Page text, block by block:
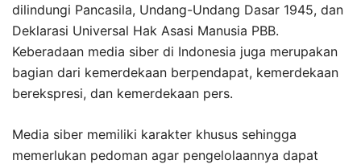
dilindungi Pancasila, Undang-Undang Dasar 1945, dan
Deklarasi Universal Hak Asasi Manusia PBB.
Keberadaan media siber di Indonesia juga merupakan
bagian dari kemerdekaan berpendapat, kemerdekaan
berekspresi, dan kemerdekaan pers.
Media siber memiliki karakter khusus sehingga
memerlukan pedoman agar pengelolaannya dapat